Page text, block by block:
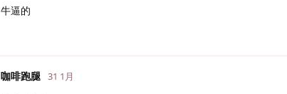
牛逼的
咖啡跑腿 31 1月